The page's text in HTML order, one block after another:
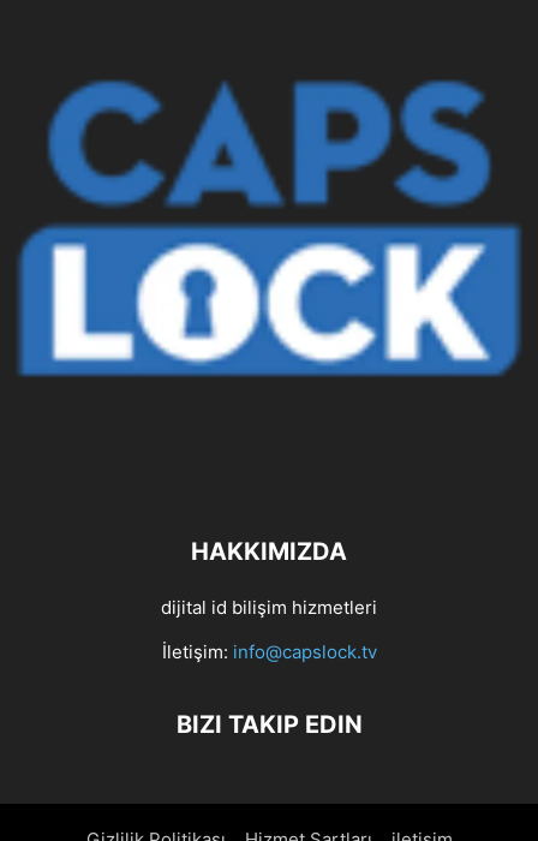
HAKKIMIZDA
dijital id bilişim hizmetleri
İletişim: info@capslock.tv
BIZI TAKIP EDIN